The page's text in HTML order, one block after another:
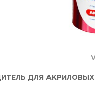
ДЛЯ АКРИЛОВЫХ